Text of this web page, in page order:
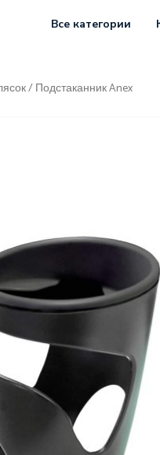
Все категории
/ Подстаканник Anex